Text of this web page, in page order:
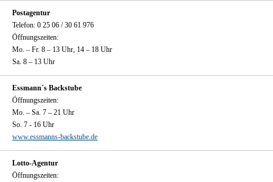
Postagentur
Telefon: 0 25 06 / 30 61 976
Öffnungszeiten:
Mo. – Fr. 8 – 13 Uhr, 14 – 18 Uhr
Sa. 8 – 13 Uhr
Essmann´s Backstube
Öffnungszeiten:
Mo. – Sa. 7 – 21 Uhr
So. 7 - 16 Uhr
www.essmanns-backstube.de
Lotto-Agentur
Öffnungszeiten: